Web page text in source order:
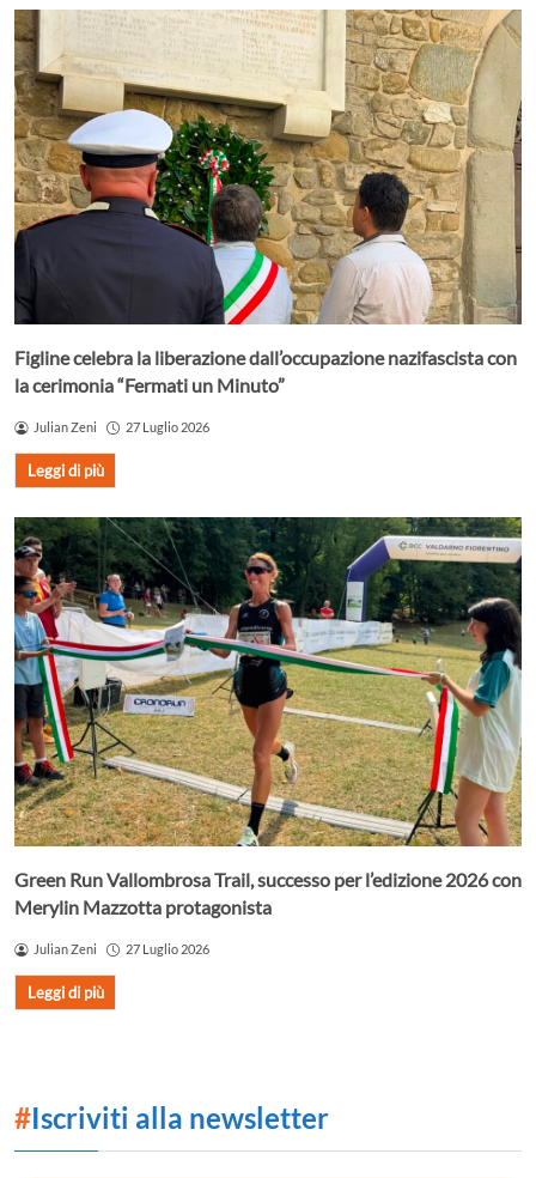
Figline celebra la liberazione dall’occupazione nazifascista con
la cerimonia “Fermati un Minuto”
Julian Zeni 27 Luglio 2026
Leggi di più
Green Run Vallombrosa Trail, successo per l’edizione 2026 con
Merylin Mazzotta protagonista
Julian Zeni 27 Luglio 2026
Leggi di più
#Iscriviti alla newsletter